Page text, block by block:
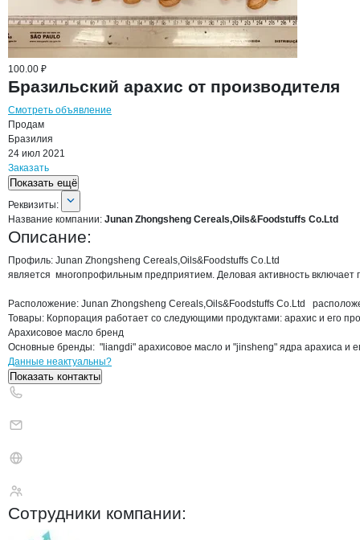
100.00 ₽
Бразильский арахис от производителя
Смотреть объявление
Продам
Бразилия
24 июл 2021
Заказать
Показать ещё
О компании
Реквизиты
Реквизиты:
Название компании: Junan Zhongsheng Cereals,Oils&Foodstuffs Co.Ltd
Описание:
Профиль: Junan Zhongsheng Cereals,Oils&Foodstuffs Co.Ltd
является  многопрофильным предприятием. Деловая активность
Расположение: Junan Zhongsheng Cereals,Oils&Foodstuffs Co.Ltd
Товары: Корпорация работает со следующими продуктами: арахис и его
Арахисовое масло бренд
Основные бренды:  "liangdi" арахисовое масло и "jinsheng" ядра арахиса
Контактыкомпании
+7(800)000-00-..
Данные неактуальны?
Показать контакты
Сотрудники компании: